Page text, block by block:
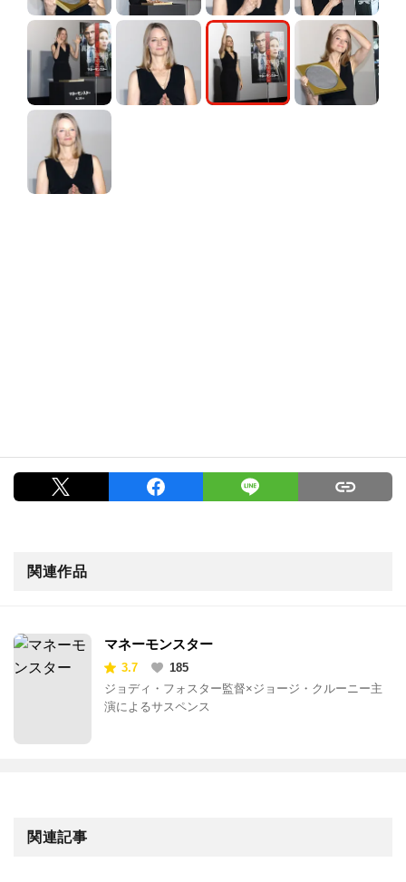
関連作品
マネーモンスター
3.7
185
ジョディ・フォスター監督×ジョージ・クルーニー主
演によるサスペンス
関連記事